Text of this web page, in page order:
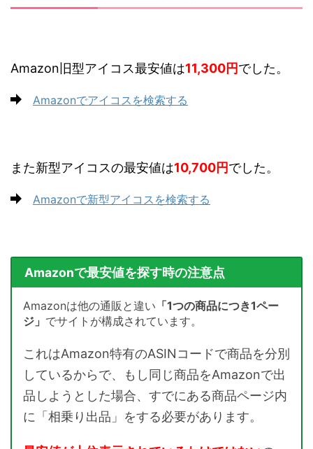
Amazon旧型アイコス最安値は11,300円でした。
Amazonでアイコスを検索する
また新型アイコスの最安値は10,700円でした。
Amazonで新型アイコスを検索する
Amazonで最安値を探す時の注意点
Amazonは他の通販と違い 「1つの商品につき1ペー
ジ」 でサイトが構成されています。
これはAmazon特有のASINコードで商品を分別
しているからで、もし同じ商品をAmazonで出
品しようとした場合、すでにある商品ページ内
に「相乗り出品」をする必要があります。